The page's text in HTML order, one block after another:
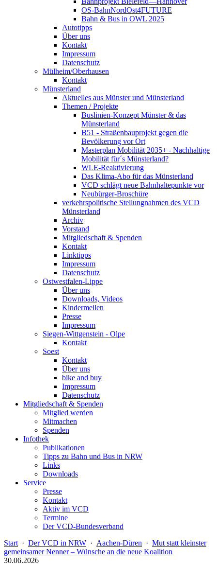
OS-BahnNordOst4FUTURE
Bahn & Bus in OWL 2025
Autotipps
Über uns
Kontakt
Impressum
Datenschutz
Mülheim/Oberhausen
Kontakt
Münsterland
Aktuelles aus Münster und Münsterland
Themen / Projekte
Buslinien-Konzept Münster & das
Münsterland
B51 - Straßenbauprojekt gegen die
Bevölkerung vor Ort
Masterplan Mobilität 2035+ - Nachhaltige
Mobilität für´s Münsterland?
WLE-Reaktivierung
Das Klima-Abo für das Münsterland
VCD schlägt neue Bahnhaltepunkte vor
Neubürger-Broschüre
verkehrspolitische Stellungnahmen des VCD
Münsterland
Archiv
Vorstand
Mitgliedschaft & Spenden
Kontakt
Linktipps
Impressum
Datenschutz
Ostwestfalen-Lippe
Über uns
Downloads, Videos
Kindermeilen
Presse
Impressum
Siegen-Wittgenstein - Olpe
Kontakt
Soest
Kontakt
Über uns
bike and buy
Impressum
Datenschutz
Mitgliedschaft & Spenden
Mitglied werden
Mitmachen
Spenden
Infothek
Publikationen
Tipps zu Bahn und Bus in NRW
Links
Downloads
Service
Presse
Kontakt
Aktiv im VCD
Termine
Der VCD-Bundesverband
Start · Der VCD in NRW · Aachen-Düren · Mut statt kleinster
gemeinsamer Nenner – Wünsche an die neue Koalition
30.06.2026